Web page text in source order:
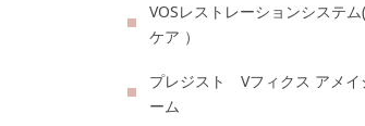
VOSレストレーションシステム
ケア ）
プレジスト Vフィクス アメイ
ーム